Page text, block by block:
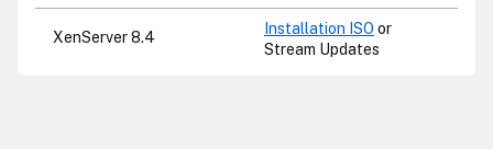
XenServer 8.4 Installation ISO or
Stream Updates